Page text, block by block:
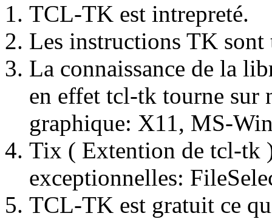
TCL-TK est intrepreté.
Les instructions TK sont
La connaissance de la
en effet tcl-tk tourne sur
graphique: X11, MS-
Tix ( Extention de tcl-tk
exceptionnelles:
TCL-TK est gratuit ce